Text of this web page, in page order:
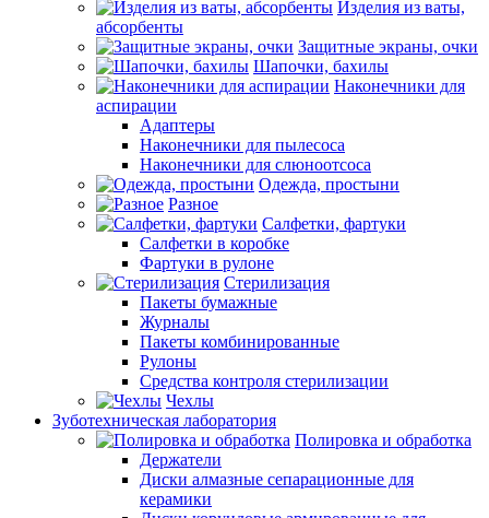
Изделия из ваты,
абсорбенты
Защитные экраны, очки
Шапочки, бахилы
Наконечники для
аспирации
Адаптеры
Наконечники для пылесоса
Наконечники для слюноотсоса
Одежда, простыни
Разное
Салфетки, фартуки
Салфетки в коробке
Фартуки в рулоне
Стерилизация
Пакеты бумажные
Журналы
Пакеты комбинированные
Рулоны
Средства контроля стерилизации
Чехлы
Зуботехническая лаборатория
Полировка и обработка
Держатели
Диски алмазные сепарационные для
керамики